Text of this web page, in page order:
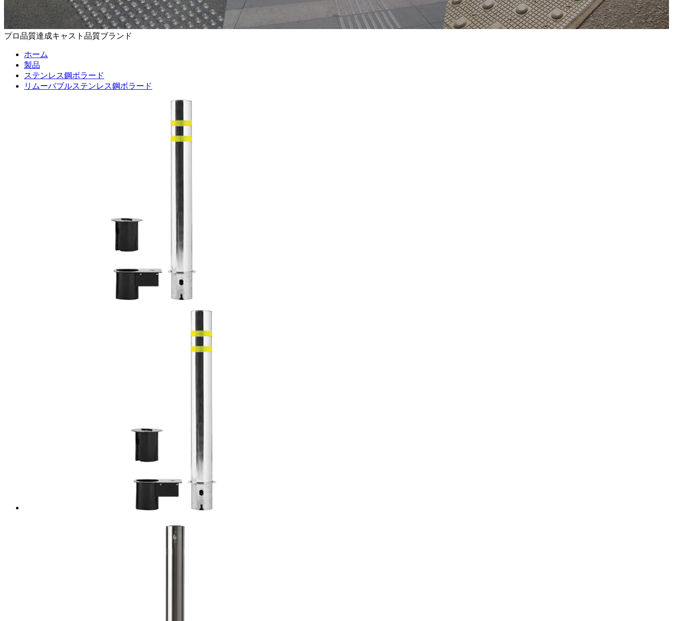
プロ品質達成キャスト品質ブランド
ホーム
製品
ステンレス鋼ボラード
リムーバブルステンレス鋼ボラード